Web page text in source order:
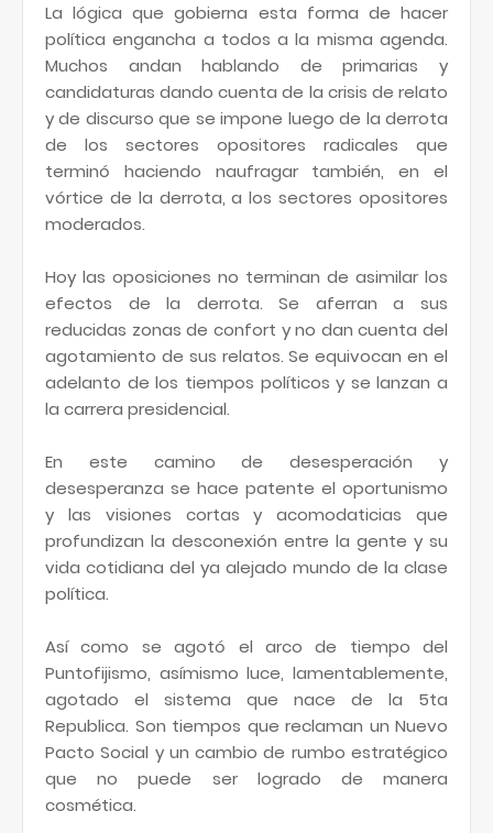
La lógica que gobierna esta forma de hacer
política engancha a todos a la misma agenda.
Muchos andan hablando de primarias y
candidaturas dando cuenta de la crisis de relato
y de discurso que se impone luego de la derrota
de los sectores opositores radicales que
terminó haciendo naufragar también, en el
vórtice de la derrota, a los sectores opositores
moderados.
Hoy las oposiciones no terminan de asimilar los
efectos de la derrota. Se aferran a sus
reducidas zonas de confort y no dan cuenta del
agotamiento de sus relatos. Se equivocan en el
adelanto de los tiempos políticos y se lanzan a
la carrera presidencial.
En este camino de desesperación y
desesperanza se hace patente el oportunismo
y las visiones cortas y acomodaticias que
profundizan la desconexión entre la gente y su
vida cotidiana del ya alejado mundo de la clase
política.
Así como se agotó el arco de tiempo del
Puntofijismo, asímismo luce, lamentablemente,
agotado el sistema que nace de la 5ta
Republica. Son tiempos que reclaman un Nuevo
Pacto Social y un cambio de rumbo estratégico
que no puede ser logrado de manera
cosmética.